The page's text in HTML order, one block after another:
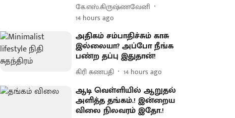
கே.எஸ்.கிருஷ்ணவேனி
14 hours ago
அதிகம் சம்பாதிச்சும் காசு
இல்லையா? அப்போ நீங்க
பண்ற தப்பு இதுதான்!
கிரி கணபதி 14 hours ago
ஆடி வெள்ளியில் ஆறுதல்
அளித்த தங்கம்.! இன்றைய
விலை நிலவரம் இதோ.!